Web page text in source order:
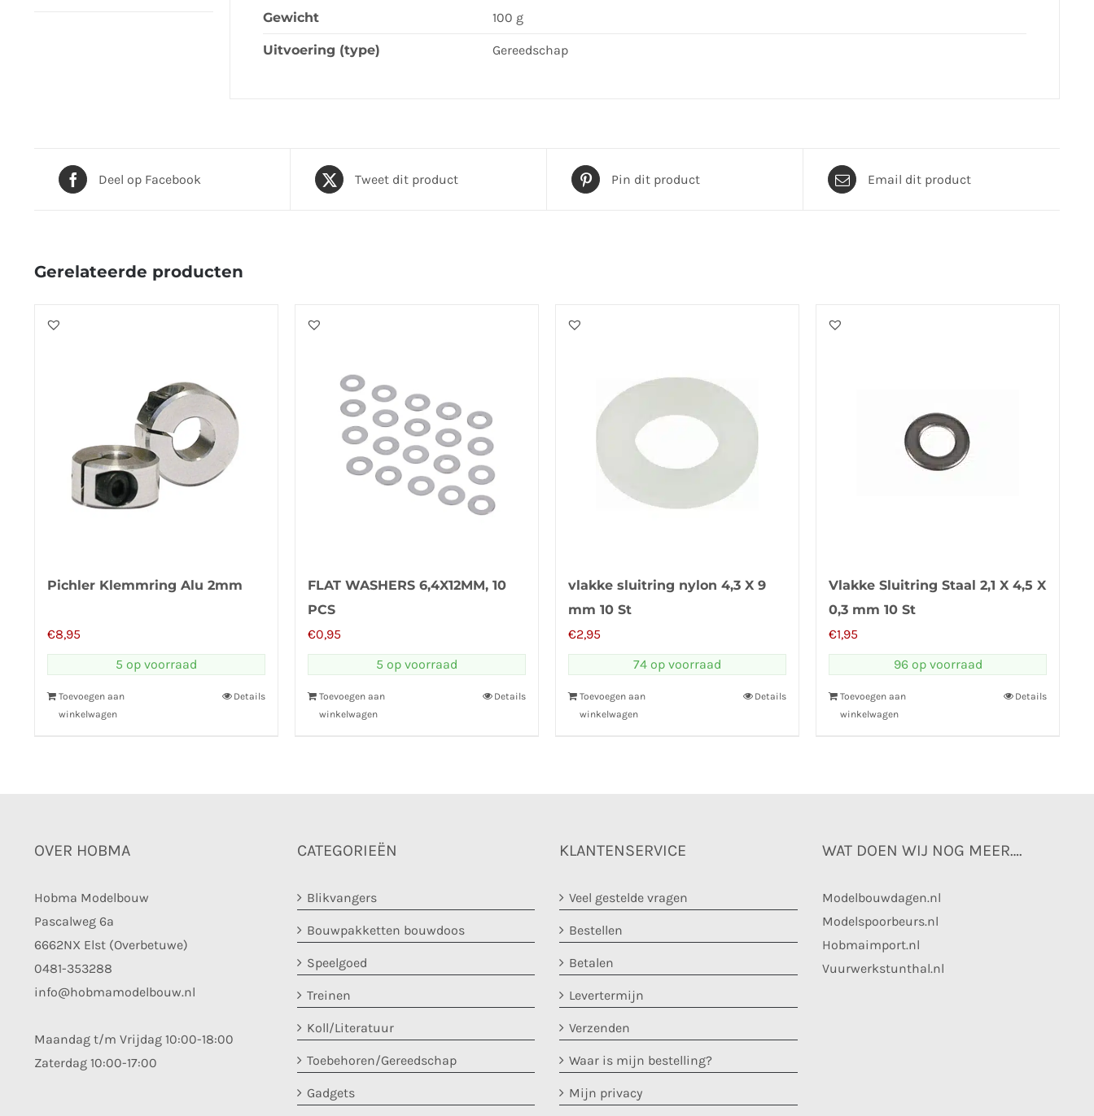
aantal
Gewicht 100 g
Uitvoering (type) Gereedschap
Deel op Facebook Tweet dit product Pin dit product Email dit product
Gerelateerde producten
Pichler Klemmring Alu 2mm
€8,95
5 op voorraad
Toevoegen aan
winkelwagen
Details
FLAT WASHERS 6,4X12MM, 10
PCS
€0,95
5 op voorraad
Toevoegen aan
winkelwagen
Details
vlakke sluitring nylon 4,3 X 9
mm 10 St
€2,95
74 op voorraad
Toevoegen aan
winkelwagen
Details
Vlakke Sluitring Staal 2,1 X 4,5 X
0,3 mm 10 St
€1,95
96 op voorraad
Toevoegen aan
winkelwagen
Details
OVER HOBMA
Hobma Modelbouw
Pascalweg 6a
6662NX Elst (Overbetuwe)
0481-353288
info@hobmamodelbouw.nl
Maandag t/m Vrijdag 10:00-18:00
Zaterdag 10:00-17:00
CATEGORIEËN
Blikvangers
Bouwpakketten bouwdoos
Speelgoed
Treinen
Koll/Literatuur
Toebehoren/Gereedschap
Gadgets
KLANTENSERVICE
Veel gestelde vragen
Bestellen
Betalen
Levertermijn
Verzenden
Waar is mijn bestelling?
Mijn privacy
WAT DOEN WIJ NOG MEER….
Modelbouwdagen.nl
Modelspoorbeurs.nl
Hobmaimport.nl
Vuurwerkstunthal.nl